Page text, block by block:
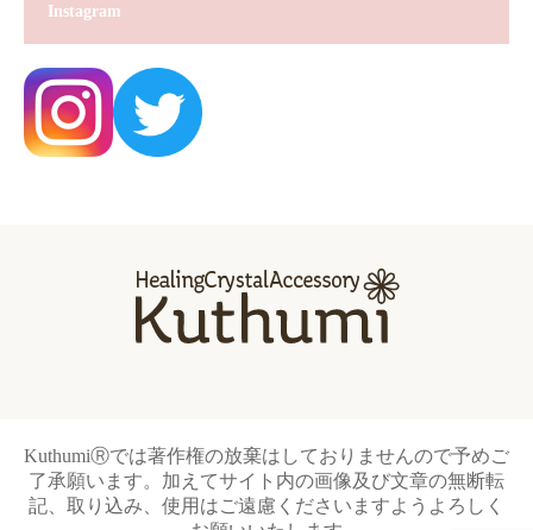
Instagram
KuthumiⓇでは著作権の放棄はしておりませんので予めご
了承願います。加えてサイト内の画像及び文章の無断転
記、取り込み、使用はご遠慮くださいますようよろしく